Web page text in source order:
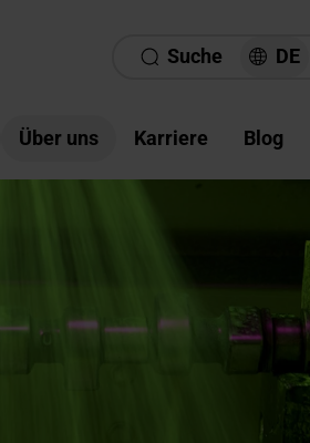
Suche DE
Über uns Karriere Blog